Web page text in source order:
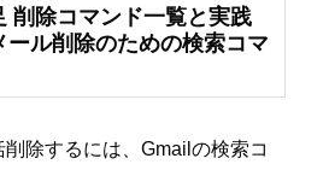
削除コマンド一覧と実践
ール削除のための検索コマ
除するには、Gmailの検索コ